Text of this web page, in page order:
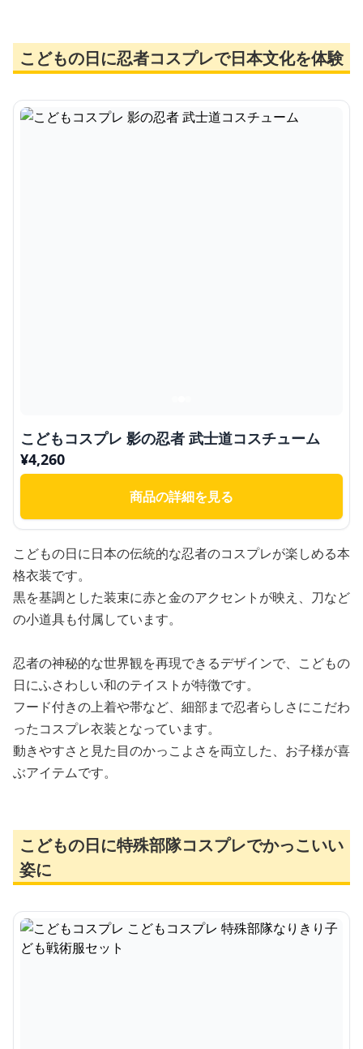
こどもの日に忍者コスプレで日本文化を体験
こどもコスプレ 影の忍者 武士道コスチューム
¥4,260
商品の詳細を見る
こどもの日に日本の伝統的な忍者のコスプレが楽しめる本
格衣装です。
黒を基調とした装束に赤と金のアクセントが映え、刀など
の小道具も付属しています。
忍者の神秘的な世界観を再現できるデザインで、こどもの
日にふさわしい和のテイストが特徴です。
フード付きの上着や帯など、細部まで忍者らしさにこだわ
ったコスプレ衣装となっています。
動きやすさと見た目のかっこよさを両立した、お子様が喜
ぶアイテムです。
こどもの日に特殊部隊コスプレでかっこいい
姿に